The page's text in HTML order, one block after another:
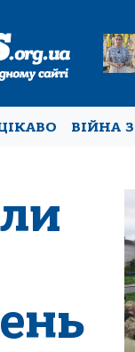
ВІЙНА